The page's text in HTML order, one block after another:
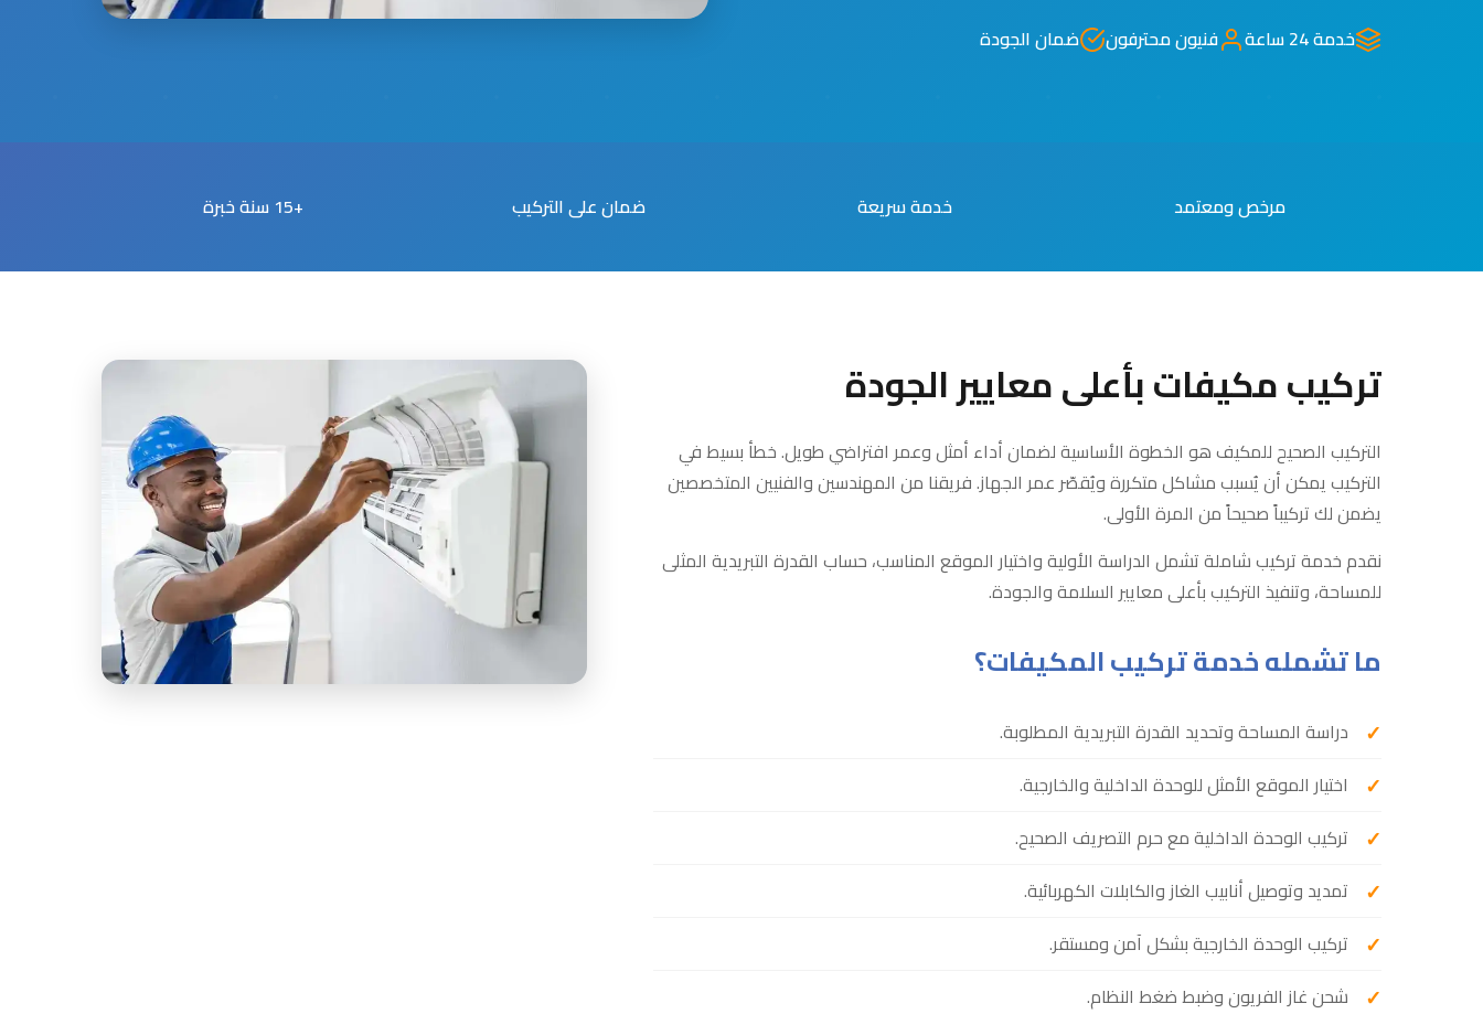
خدمة 24 ساعة فنيون محترفون ضمان الجودة
مرخص ومعتمد خدمة سريعة ضمان على التركيب +15 سنة خبرة
تركيب مكيفات بأعلى معايير الجودة
التركيب الصحيح للمكيف هو الخطوة الأساسية لضمان أداء أمثل وعمر افتراضي طويل. خطأ بسيط في
التركيب يمكن أن يُسبب مشاكل متكررة ويُقصّر عمر الجهاز. فريقنا من المهندسين والفنيين المتخصصين
يضمن لك تركيباً صحيحاً من المرة الأولى.
نقدم خدمة تركيب شاملة تشمل الدراسة الأولية واختيار الموقع المناسب، حساب القدرة التبريدية المثلى
للمساحة، وتنفيذ التركيب بأعلى معايير السلامة والجودة.
ما تشمله خدمة تركيب المكيفات؟
دراسة المساحة وتحديد القدرة التبريدية المطلوبة.
اختيار الموقع الأمثل للوحدة الداخلية والخارجية.
تركيب الوحدة الداخلية مع حرم التصريف الصحيح.
تمديد وتوصيل أنابيب الغاز والكابلات الكهربائية.
تركيب الوحدة الخارجية بشكل آمن ومستقر.
شحن غاز الفريون وضبط ضغط النظام.